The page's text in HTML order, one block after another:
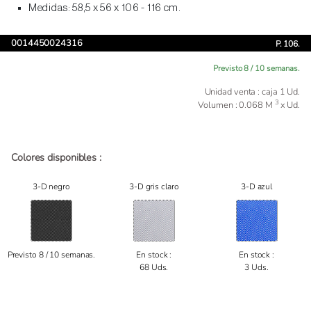
Medidas: 58,5 x 56 x 106 - 116 cm.
0014450024316 P. 106.
Previsto 8 / 10 semanas.
Unidad venta : caja 1 Ud.
Volumen : 0.068 M 3 x Ud.
Colores disponibles :
3-D negro
Previsto 8 / 10 semanas.
3-D gris claro
En stock :
68 Uds.
3-D azul
En stock :
3 Uds.